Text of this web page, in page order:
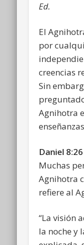
Ed.
El
por
creencias
Sin
Agnihotra
Daniel 8:26
Muchas
Agnihotra
refiere al
“La visión
la noche y